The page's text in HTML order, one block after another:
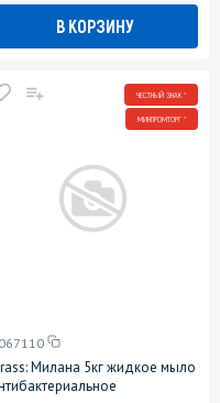
В КОРЗИНУ
ЧЕСТНЫЙ ЗНАК *
МИНПРОМТОРГ *
Милана 5кг жидкое мыло